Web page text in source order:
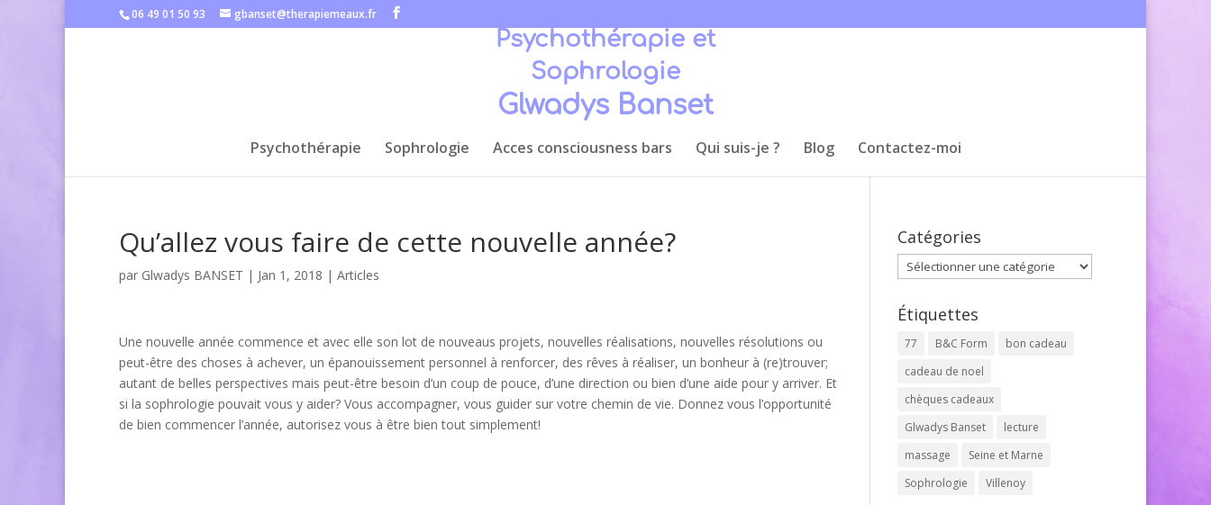
06 49 01 50 93 gbanset@therapiemeaux.fr
Psychothérapie et
Sophrologie
Glwadys Banset
Psychothérapie Sophrologie Acces consciousness bars Qui suis-je ? Blog Contactez-moi
Qu’allez vous faire de cette nouvelle année?
par Glwadys BANSET | Jan 1, 2018 | Articles
Une nouvelle année commence et avec elle son lot de nouveaus projets, nouvelles réalisations, nouvelles résolutions ou
peut-être des choses à achever, un épanouissement personnel à renforcer, des rêves à réaliser, un bonheur à (re)trouver;
autant de belles perspectives mais peut-être besoin d’un coup de pouce, d’une direction ou bien d’une aide pour y arriver. Et
si la sophrologie pouvait vous y aider? Vous accompagner, vous guider sur votre chemin de vie. Donnez vous l’opportunité
de bien commencer l’année, autorisez vous à être bien tout simplement!
Catégories
Catégories
Étiquettes
77 B&C Form
bon cadeau
cadeau de noel
chèques cadeaux
Glwadys Banset
lecture
massage
Seine et Marne
Sophrologie
Villenoy